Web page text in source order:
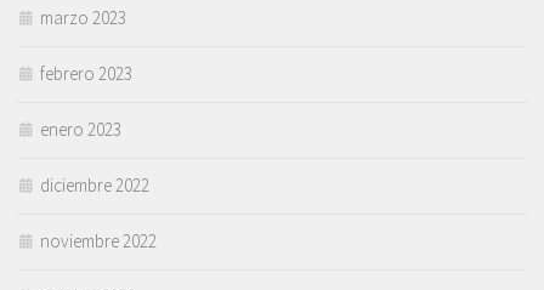
marzo 2023
febrero 2023
enero 2023
diciembre 2022
noviembre 2022